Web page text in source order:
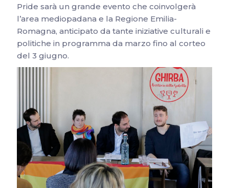
Pride sarà un grande evento che coinvolgerà
l’area mediopadana e la Regione Emilia-
Romagna, anticipato da tante iniziative culturali e
politiche in programma da marzo fino al corteo
del 3 giugno.